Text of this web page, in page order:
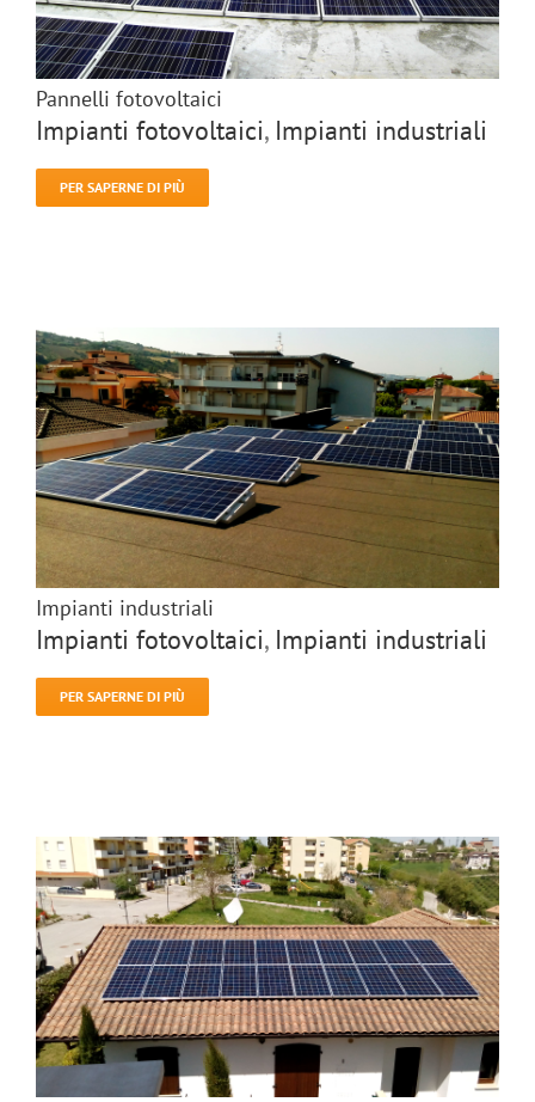
Pannelli fotovoltaici
Impianti fotovoltaici, Impianti industriali
PER SAPERNE DI PIÙ
Impianti industriali
Impianti fotovoltaici, Impianti industriali
PER SAPERNE DI PIÙ